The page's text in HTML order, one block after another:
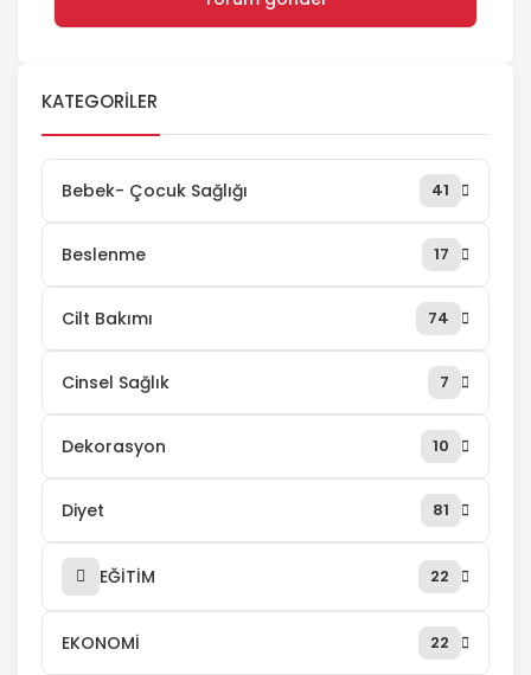
KATEGORILER
Bebek- Çocuk Sağlığı 41
Beslenme 17
Cilt Bakımı 74
Cinsel Sağlık 7
Dekorasyon 10
Diyet 81
EĞİTİM 22
EKONOMİ 22